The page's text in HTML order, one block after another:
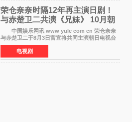
荣仓奈奈时隔12年再主演日剧！
与赤楚卫二共演《兄妹》 10月朝
日新档开播
中国娱乐网讯 www yule com cn 荣仓奈奈
与赤楚卫二于8月3日官宣将共同主演朝日电视台
日剧《兄妹》（10月开播，每周六晚10点播
出）。这也是荣仓奈奈继TBS剧集《为了N》之
后，暌违12年再度担
电视剧